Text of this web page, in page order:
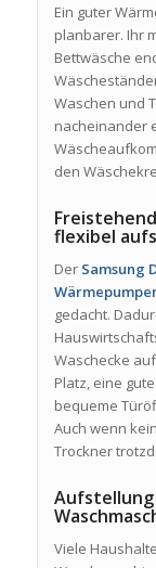
Ein guter
planbarer. Ihr
Bettwäsche
Waschen und
nacheinander
den
flexibel
Der Samsung
gedacht.
Waschecke
Platz, eine
bequeme
Auch wenn
Trockner
Viele